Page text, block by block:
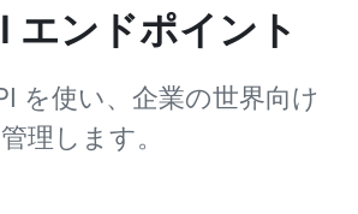
エンドポイント
を使い、企業の世界向け
理します。